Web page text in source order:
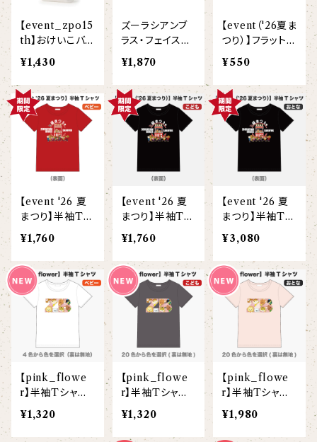
【xx's day】
【birthday】
【anniversary】
【Allstar】
【unit】
オリジナルイラストTシャツ
侍BRASSTシャツ
【vividtypo】
【wreath】
【custom_point】
【crest】
【6faces】
カラードライポロシャツ
【Brass_emblem】
ボタンダウン半袖シャツ
オックスフォード長袖シャツ
プルオーバーパーカー
ドライジップパーカー
ドライストレッチプルオーバーパーカー
トレーナー
アウター
Tシャツ（長袖）
【chara】
【custom_point】
【xx's day】
【embrem_American】
【Amazing player】
ハット・ネックウォーマー
ソックス
ネクタイ
ラグランTシャツ
ダンボールニットTシャツ
リトルシスタードール
たたきのトリ アイリス
たたきのトリ スカーレット
ジャイアントパンダ
ゴールデンターキン
オセロット
グランパバク
カズンバク
雲豹（ウンピョウ）
アムールヒョウ
白ヤギ
黒ヤギ
セクション
トラ軍団
バク一族
パーカッションチーム
【event_zpo15
th】おけいこバッ
グ（15th Anniv.
¥1,430
ズーラシアンブ
ラス・フェイスタ
オル2026
¥1,870
【event（'26夏ま
つり）】フラットポ
ーチ
¥550
【event '26 夏
まつり】半袖Tシ
ャツ(ベビー)
¥1,760
【event '26 夏
まつり】半袖Tシ
ャツ(こども)
¥1,760
【event '26 夏
まつり】半袖Tシ
ャツ(大人)
¥3,080
【pink_flowe
r】半袖Tシャツ
(ベビー)
¥1,320
【pink_flowe
r】半袖Tシャツ
(こども)
¥1,320
【pink_flowe
r】半袖Tシャツ
(大人)
¥1,980